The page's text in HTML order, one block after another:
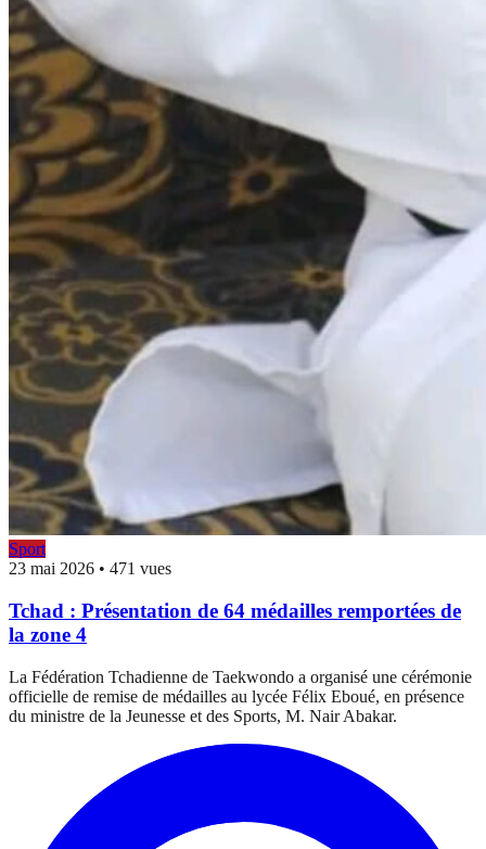
Sport
23 mai 2026 • 471 vues
Tchad : Présentation de 64 médailles remportées de
la zone 4
La Fédération Tchadienne de Taekwondo a organisé une cérémonie
officielle de remise de médailles au lycée Félix Eboué, en présence
du ministre de la Jeunesse et des Sports, M. Nair Abakar.